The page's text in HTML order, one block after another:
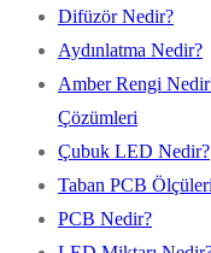
Difüzör Nedir?
Aydınlatma Nedir?
Amber Rengi
Çözümleri
Çubuk LED Nedir?
Taban PCB
PCB Nedir?